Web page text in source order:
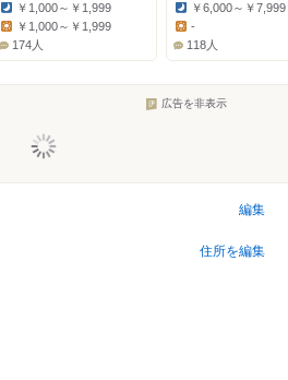
Dinner:
￥1,000～￥1,999
￥1,000～￥1,999
174人
Dinner:
￥6,000～￥7,999
-
118人
広告を非表示
編集
住所を編集